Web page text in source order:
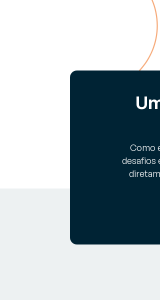
Como
desafios